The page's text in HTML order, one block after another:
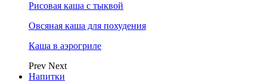
Рисовая каша с тыквой
Овсяная каша для похудения
Каша в аэрогриле
Prev Next
Напитки